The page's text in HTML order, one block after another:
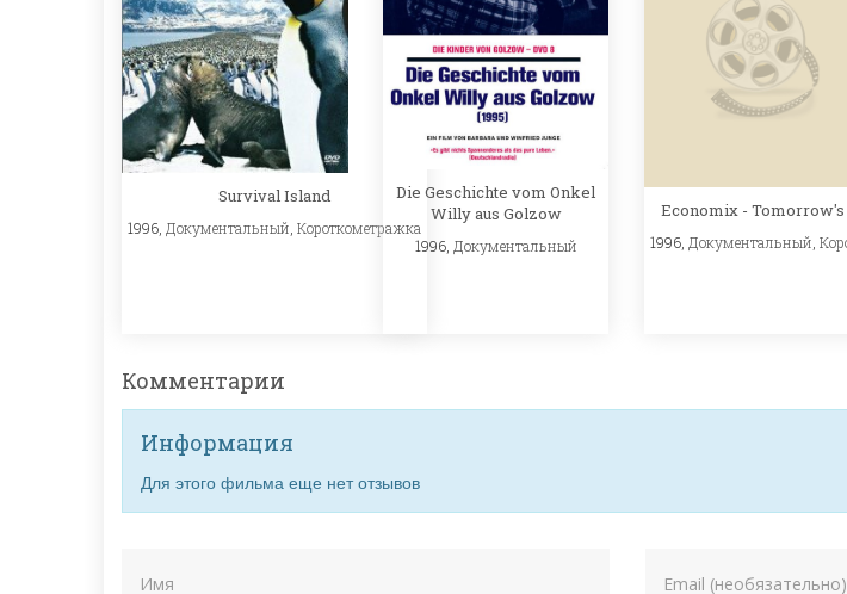
Survival Island
1996, Документальный Короткометражка
Die Geschichte vom Onkel
Willy aus Golzow
1996, Документальный
Economix - Tomorrow's
1996, Документальный
Комментарии
Информация
Для этого фильма еще нет отзывов